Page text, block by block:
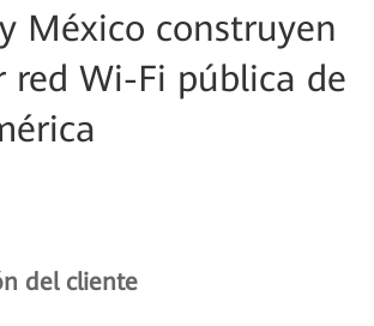
México construyen
red Wi-Fi pública de
del cliente